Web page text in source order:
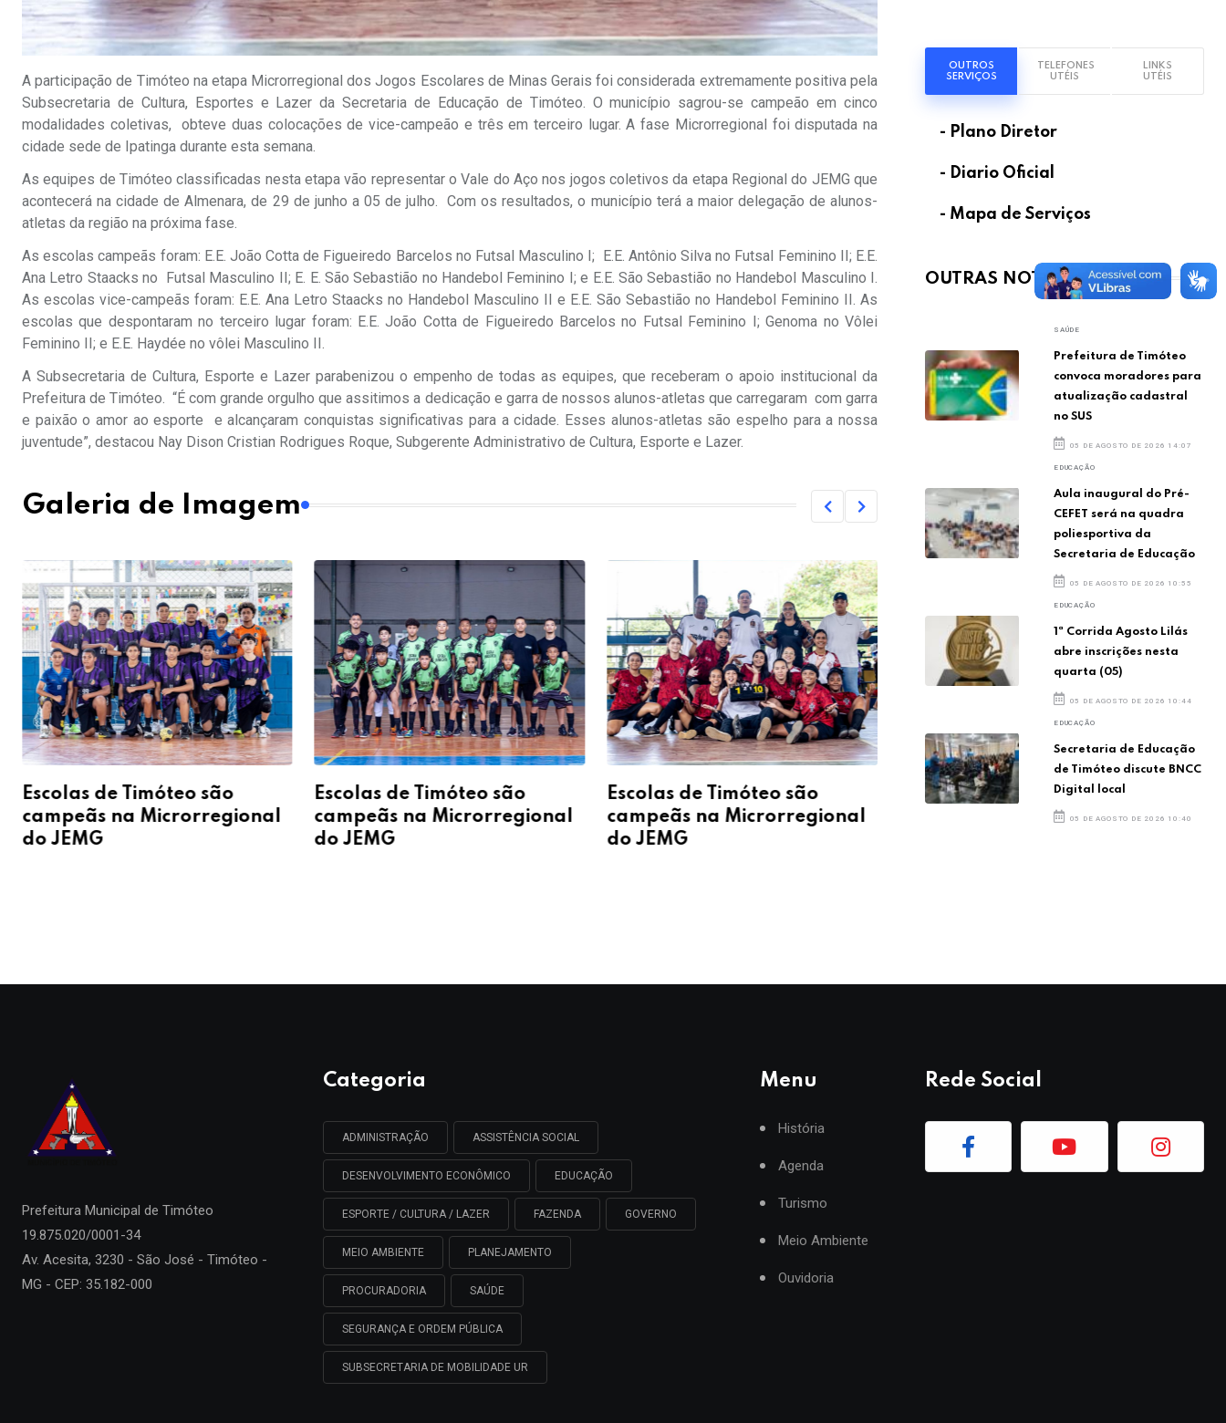
A participação de Timóteo na etapa Microrregional dos Jogos Escolares de Minas Gerais foi considerada extremamente positiva pela
Subsecretaria de Cultura, Esportes e Lazer da Secretaria de Educação de Timóteo. O município sagrou-se campeão em cinco
modalidades coletivas, obteve duas colocações de vice-campeão e três em terceiro lugar. A fase Microrregional foi disputada na
cidade sede de Ipatinga durante esta semana.
As equipes de Timóteo classificadas nesta etapa vão representar o Vale do Aço nos jogos coletivos da etapa Regional do JEMG que
acontecerá na cidade de Almenara, de 29 de junho a 05 de julho. Com os resultados, o município terá a maior delegação de alunos-
atletas da região na próxima fase.
As escolas campeãs foram: E.E. João Cotta de Figueiredo Barcelos no Futsal Masculino I; E.E. Antônio Silva no Futsal Feminino II; E.E.
Ana Letro Staacks no Futsal Masculino II; E. E. São Sebastião no Handebol Feminino I; e E.E. São Sebastião no Handebol Masculino I.
As escolas vice-campeãs foram: E.E. Ana Letro Staacks no Handebol Masculino II e E.E. São Sebastião no Handebol Feminino II. As
escolas que despontaram no terceiro lugar foram: E.E. João Cotta de Figueiredo Barcelos no Futsal Feminino I; Genoma no Vôlei
Feminino II; e E.E. Haydée no vôlei Masculino II.
A Subsecretaria de Cultura, Esporte e Lazer parabenizou o empenho de todas as equipes, que receberam o apoio institucional da
Prefeitura de Timóteo. “É com grande orgulho que assitimos a dedicação e garra de nossos alunos-atletas que carregaram com garra
e paixão o amor ao esporte e alcançaram conquistas significativas para a cidade. Esses alunos-atletas são espelho para a nossa
juventude”, destacou Nay Dison Cristian Rodrigues Roque, Subgerente Administrativo de Cultura, Esporte e Lazer.
Galeria de Imagem
Escolas de Timóteo são
campeãs na Microrregional
do JEMG
Escolas de Timóteo são
campeãs na Microrregional
do JEMG
Escolas de Timóteo são
campeãs na Microrregional
do JEMG
Escolas de Timóteo são
campeãs na Microrregional
OUTROS
SERVIÇOS
TELEFONES
UTÉIS
LINKS
UTÉIS
- Plano Diretor
- Diario Oficial
- Mapa de Serviços
OUTRAS NOTÍCIAS
SAÚDE
Prefeitura de Timóteo
convoca moradores para
atualização cadastral
no SUS
05 DE AGOSTO DE 2026 14:07
EDUCAÇÃO
Aula inaugural do Pré-
CEFET será na quadra
poliesportiva da
Secretaria de Educação
05 DE AGOSTO DE 2026 10:55
EDUCAÇÃO
1ª Corrida Agosto Lilás
abre inscrições nesta
quarta (05)
05 DE AGOSTO DE 2026 10:44
EDUCAÇÃO
Secretaria de Educação
de Timóteo discute BNCC
Digital local
05 DE AGOSTO DE 2026 10:40
Prefeitura Municipal de Timóteo
19.875.020/0001-34
Av. Acesita, 3230 - São José - Timóteo -
MG - CEP: 35.182-000
Categoria
ADMINISTRAÇÃO ASSISTÊNCIA SOCIAL
DESENVOLVIMENTO ECONÔMICO EDUCAÇÃO
ESPORTE / CULTURA / LAZER FAZENDA GOVERNO
MEIO AMBIENTE PLANEJAMENTO
PROCURADORIA SAÚDE
SEGURANÇA E ORDEM PÚBLICA
SUBSECRETARIA DE MOBILIDADE UR
Menu
História
Agenda
Turismo
Meio Ambiente
Ouvidoria
Rede Social